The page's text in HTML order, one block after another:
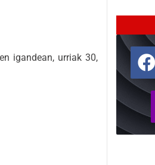
igandean, urriak 30,